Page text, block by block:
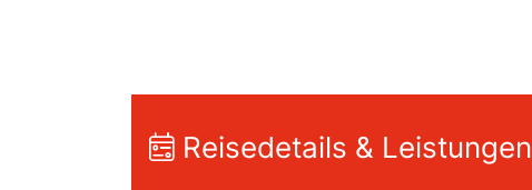
Reisedetails & Leistungen